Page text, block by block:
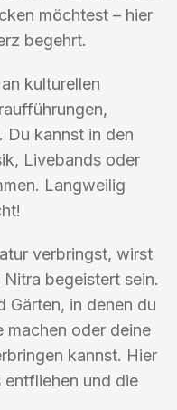
möchtest – hier
begehrt.
kulturellen
Du kannst in den
Livebands oder
Langweilig
verbringst, wirst
begeistert sein.
Gärten, in denen du
machen oder deine
kannst. Hier
und die